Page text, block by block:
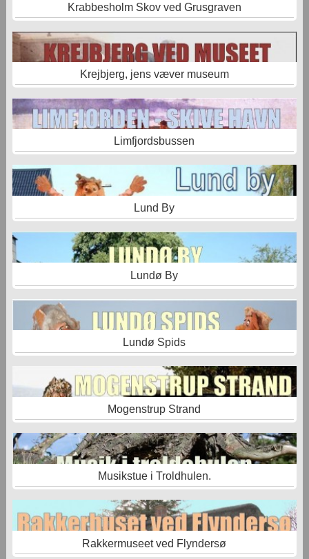
Krabbesholm Skov ved Grusgraven
Krejbjerg, jens væver museum
Limfjordsbussen
Lund By
Lundø By
Lundø Spids
Mogenstrup Strand
Musikstue i Troldhulen.
Rakkermuseet ved Flyndersø